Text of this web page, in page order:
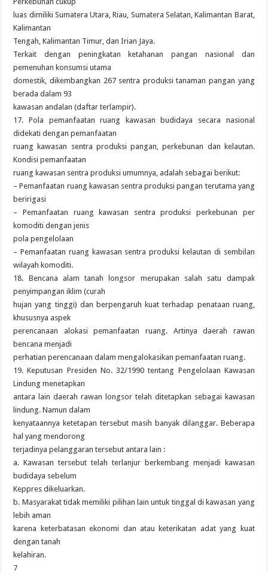
luas dimiliki Sumatera Utara, Riau, Sumatera Selatan, Kalimantan Barat,
Kalimantan
Tengah, Kalimantan Timur, dan Irian Jaya.
Terkait dengan peningkatan ketahanan pangan nasional dan
pemenuhan konsumsi utama
domestik, dikembangkan 267 sentra produksi tanaman pangan yang
berada dalam 93
kawasan andalan (daftar terlampir).
17. Pola pemanfaatan ruang kawasan budidaya secara nasional
didekati dengan pemanfaatan
ruang kawasan sentra produksi pangan, perkebunan dan kelautan.
Kondisi pemanfaatan
ruang kawasan sentra produksi umumnya, adalah sebagai berikut:
– Pemanfaatan ruang kawasan sentra produksi pangan terutama yang
beririgasi
– Pemanfaatan ruang kawasan sentra produksi perkebunan per
komoditi dengan jenis
pola pengelolaan
– Pemanfaatan ruang kawasan sentra produksi kelautan di sembilan
wilayah komoditi.
18. Bencana alam tanah longsor merupakan salah satu dampak
penyimpangan iklim (curah
hujan yang tinggi) dan berpengaruh kuat terhadap penataan ruang,
khususnya aspek
perencanaan alokasi pemanfaatan ruang. Artinya daerah rawan
bencana menjadi
perhatian perencanaan dalam mengalokasikan pemanfaatan ruang.
19. Keputusan Presiden No. 32/1990 tentang Pengelolaan Kawasan
Lindung menetapkan
antara lain daerah rawan longsor telah ditetapkan sebagai kawasan
lindung. Namun dalam
kenyataannya ketetapan tersebut masih banyak dilanggar. Beberapa
hal yang mendorong
terjadinya pelanggaran tersebut antara lain :
a. Kawasan tersebut telah terlanjur berkembang menjadi kawasan
budidaya sebelum
Keppres dikeluarkan.
b. Masyarakat tidak memiliki pilihan lain untuk tinggal di kawasan yang
lebih aman
karena keterbatasan ekonomi dan atau keterikatan adat yang kuat
dengan tanah
kelahiran.
7